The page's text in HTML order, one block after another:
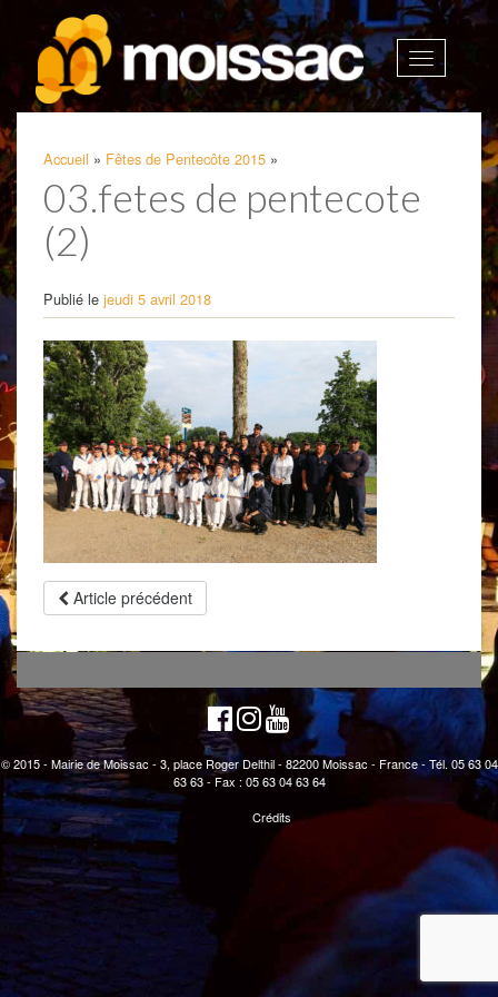
Afficher
la
Accueil » Fêtes de Pentecôte 2015 »
03.fetes de pentecote
(2)
Publié le jeudi 5 avril 2018
Article précédent
© 2015 - Mairie de Moissac - 3, place Roger Delthil - 82200 Moissac - France - Tél. 05 63 04
63 63 - Fax : 05 63 04 63 64
Crédits